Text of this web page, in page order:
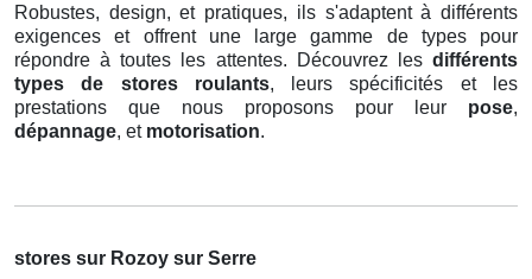
Robustes, design, et pratiques, ils s'adaptent à différents
exigences et offrent une large gamme de types pour
répondre à toutes les attentes. Découvrez les différents
types de stores roulants, leurs spécificités et les
prestations que nous proposons pour leur pose,
dépannage, et motorisation.
stores sur Rozoy sur Serre